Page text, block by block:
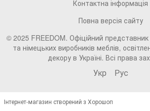
Контактна інформація
Повна версія сайту
© 2025 FREEDOM. Офіційний представник
та німецьких виробників меблів,
декору в Україні. Всі права
Укр Рус
Інтернет-магазин створений з Хорошоп